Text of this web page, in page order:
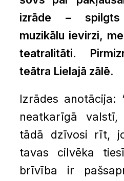
izrāde –
muzikālu ievirzi,
teatralitāti.
teātra Lielajā zālē.
Izrādes anotācija:
neatkarīgā
tādā dzīvosi rīt,
tavas cilvēka
brīvība ir